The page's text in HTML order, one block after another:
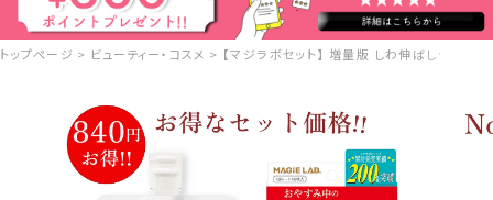
トップページ ビューティー・コスメ 【マジラボセット】 増量版 しわ伸ばしテープ